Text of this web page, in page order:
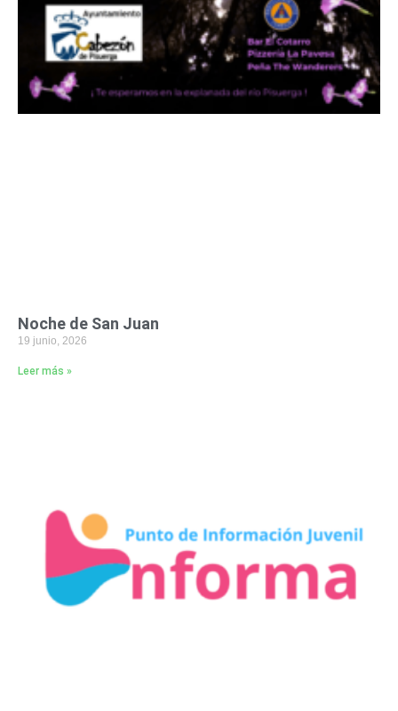
Noche de San Juan
19 junio, 2026
Leer más »